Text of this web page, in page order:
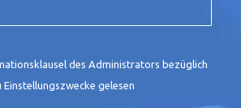
des Administrators bezüglich
gelesen